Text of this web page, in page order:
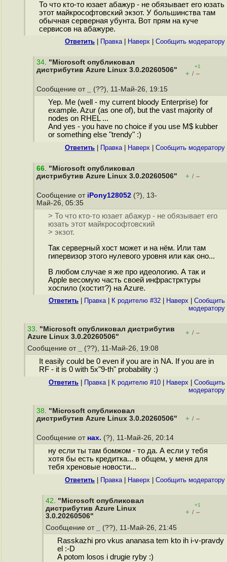
То что кто-то юзает абажур - не обязывает его юзать
этот майкрософтовский экзот. У большинства там
обычная серверная убунта. Вот прям на куче
сервисов на абажуре.
Ответить Правка| Наверх Cообщить модератору
34. "Microsoft опубликовал
дистрибутив Azure Linux 3.0.20260506"
+1
+ / –
Сообщение от (??), 11-Май-26, 19:15
Yep. Me (well - my current bloody Enterprise) for
example. Azur (as one of), but the vast majority of
nodes on RHEL ...
And yes - you have no choice if you use M$ kubber
or something else "trendy" :)
Ответить Правка| Наверх Cообщить модератору
66. "Microsoft опубликовал
дистрибутив Azure Linux 3.0.20260506"
+ / –
Сообщение от iPony128052 (?), 13-
Май-26, 05:35
> То что кто-то юзает абажур - не обязывает его
юзать этот майкрософтовский
> экзот.
Так серверный хост может и на нём. Или там
гипервизор этого нулевого уровня или как оно...
В любом случае я же про идеологию. А так и
Apple весомую часть своей инфрастрктуры
хосnило (хостит?) на Azure.
Ответить Правка| К родителю #32 Наверх
Cообщить
модератору
33. "Microsoft опубликовал дистрибутив
Azure Linux 3.0.20260506"
+ / –
Сообщение от (??), 11-Май-26, 19:08
It easily could be 0 even if you are in NA. If you are in
RF - it is 0 with 5x"9-th" probability :)
Ответить Правка| К родителю #10 Наверх
Cообщить
модератору
38. "Microsoft опубликовал
дистрибутив Azure Linux 3.0.20260506"
+ / –
Сообщение от нах. (?), 11-Май-26, 20:14
ну если ты там бомжом - то да. А если у тебя
хотя бы есть кредитка... в общем, у меня для
тебя хреновые новости...
Ответить Правка| Наверх Cообщить модератору
42. "Microsoft опубликовал
дистрибутив Azure Linux
3.0.20260506"
+1
+ / –
Сообщение от (??), 11-Май-26, 21:45
Rasskazhi pro vkus ananasa tem kto ih i-v-pravdy
el :-D
A potom losos i drugie ryby :)